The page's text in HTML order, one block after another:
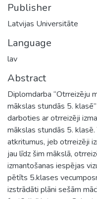
Publisher
Latvijas Universitāte
Language
lav
Abstract
Diplomdarba “Otrreizēju
mākslas stundās 5.
darboties ar otrreizēji
mākslas stundās 5.
atkritumus, jeb otrreizēji
jau līdz šim mākslā,
izmantošanas iespējas
pētīts 5.klases
izstrādāti plāni sešām